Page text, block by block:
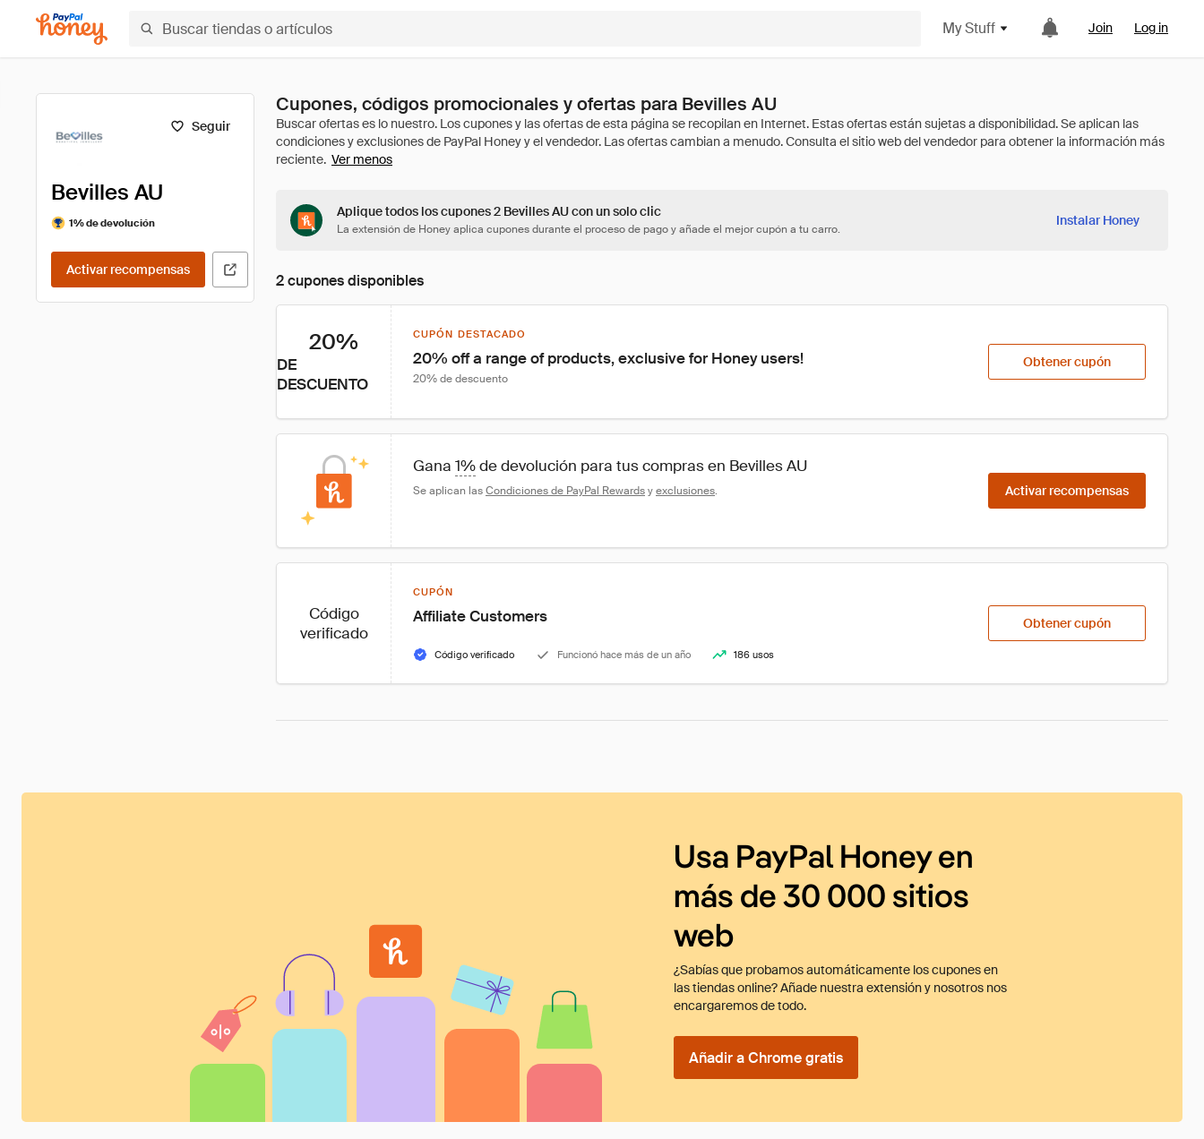
My Stuff Join Log in
Seguir
Bevilles AU
1% de devolución
Activar recompensas
Cupones, códigos promocionales y ofertas para Bevilles AU
Ver menos
Aplique todos los cupones 2 Bevilles AU con un solo clic
La extensión de Honey aplica cupones durante el proceso de pago y añade el mejor cupón a tu carro.
Instalar Honey
2 cupones disponibles
20%
DE
DESCUENTO
CUPÓN DESTACADO
20% off a range of products, exclusive for Honey users!
20% de descuento
Obtener cupón
Gana 1% de devolución para tus compras en Bevilles AU
Se aplican las Condiciones de PayPal Rewards y exclusiones. Activar recompensas
Código
verificado
CUPÓN
Affiliate Customers
Código verificado Funcionó hace más de un año 186 usos
Obtener cupón
Usa PayPal Honey en
más de 30 000 sitios
web
¿Sabías que probamos automáticamente los cupones en
las tiendas online? Añade nuestra extensión y nosotros nos
encargaremos de todo.
Añadir a Chrome gratis